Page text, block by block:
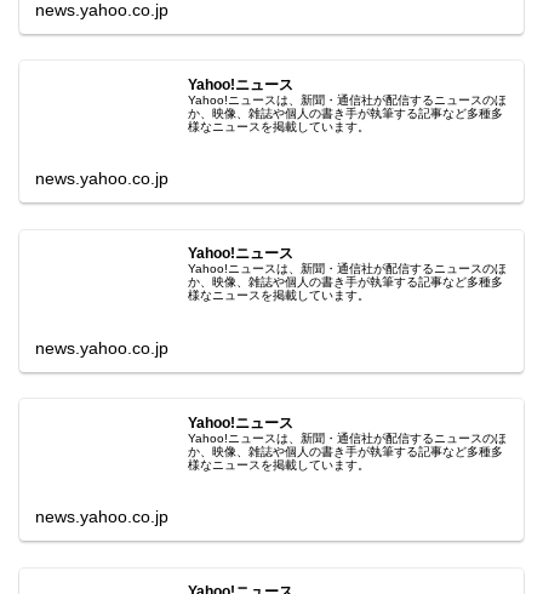
news.yahoo.co.jp
Yahoo!ニュース
Yahoo!ニュースは、新聞・通信社が配信するニュースのほ
か、映像、雑誌や個人の書き手が執筆する記事など多種多
様なニュースを掲載しています。
news.yahoo.co.jp
Yahoo!ニュース
Yahoo!ニュースは、新聞・通信社が配信するニュースのほ
か、映像、雑誌や個人の書き手が執筆する記事など多種多
様なニュースを掲載しています。
news.yahoo.co.jp
Yahoo!ニュース
Yahoo!ニュースは、新聞・通信社が配信するニュースのほ
か、映像、雑誌や個人の書き手が執筆する記事など多種多
様なニュースを掲載しています。
news.yahoo.co.jp